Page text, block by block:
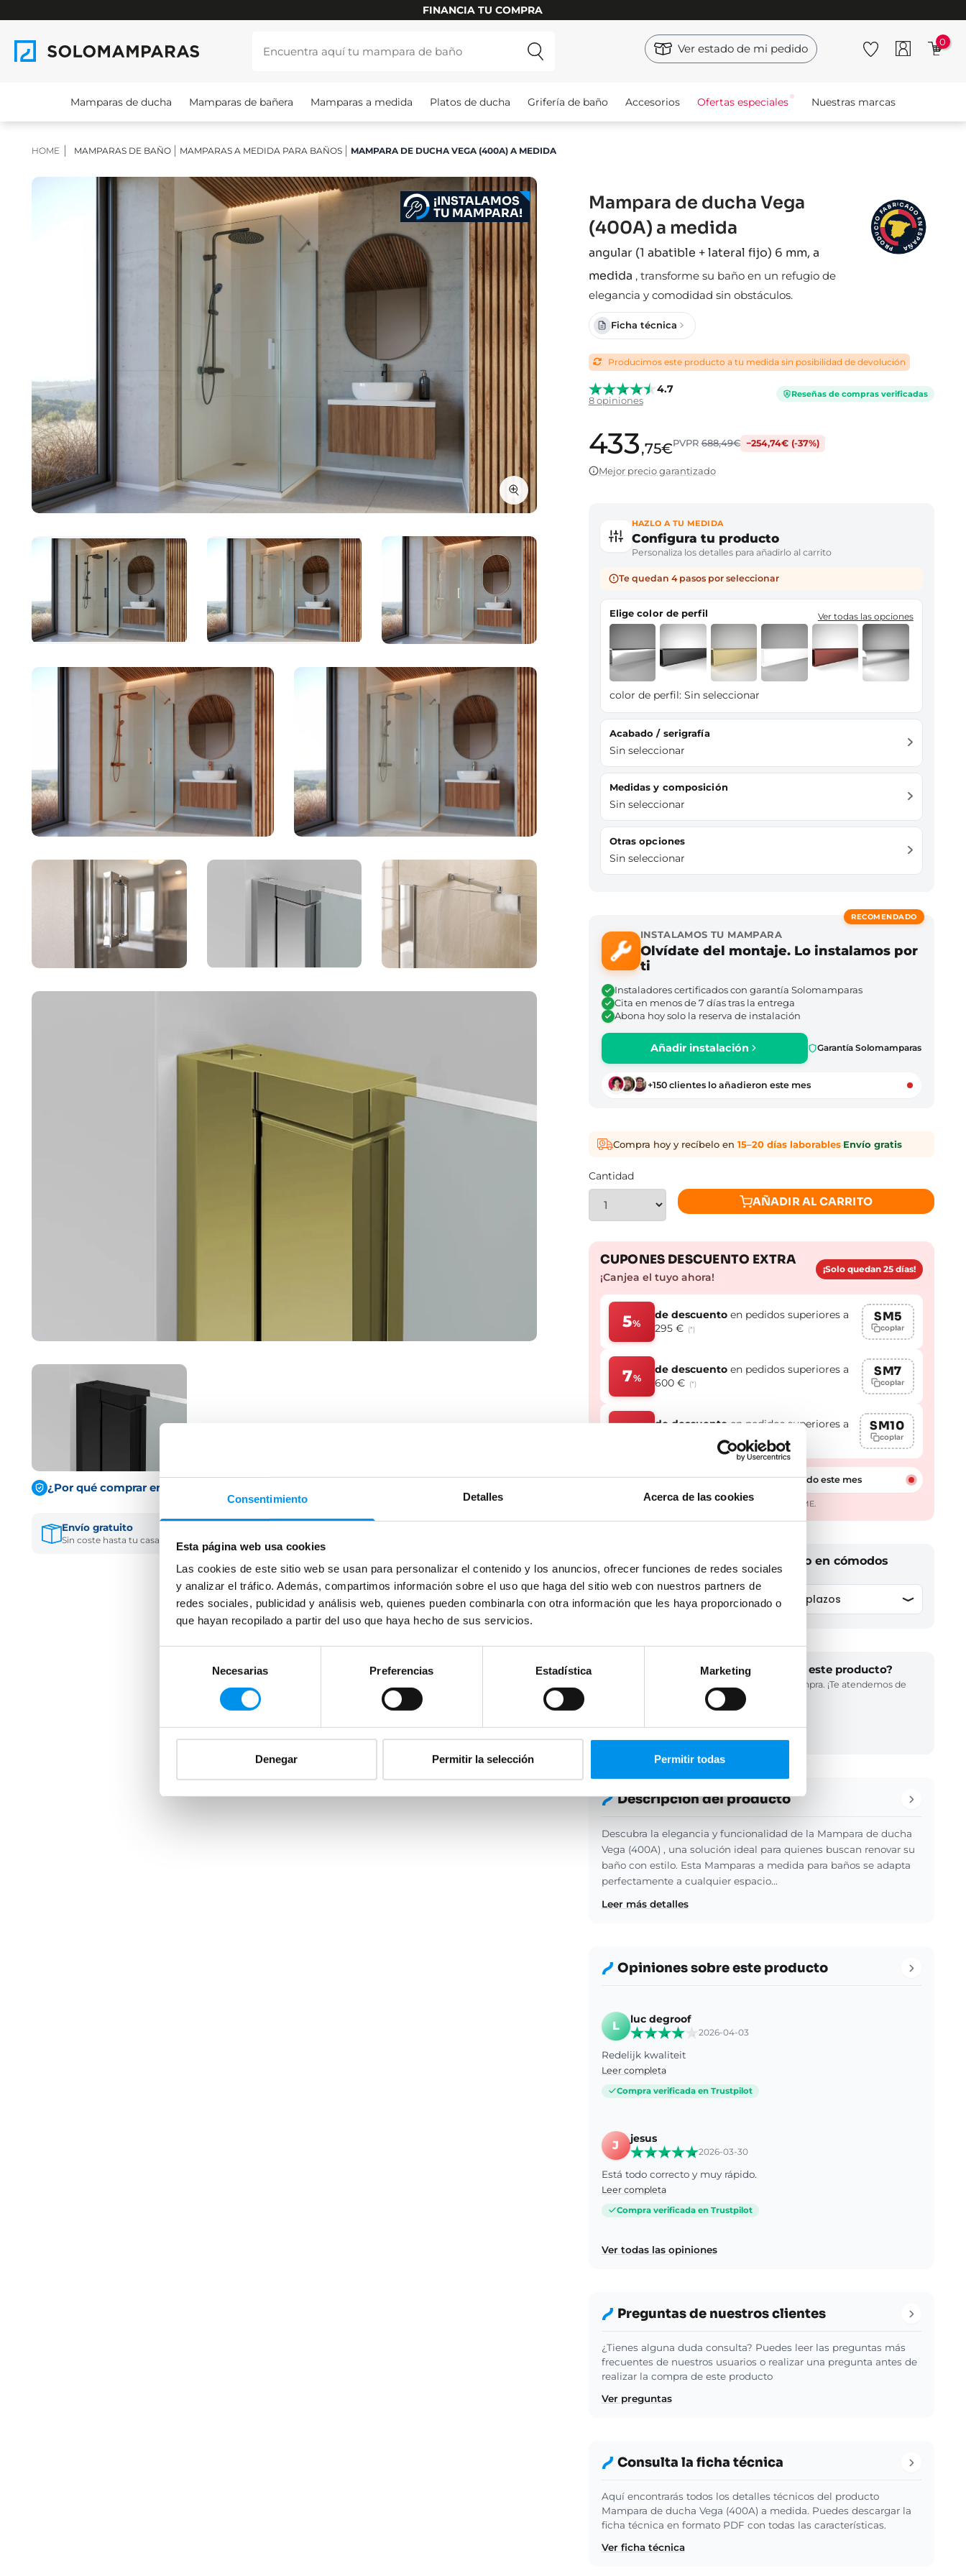
Consentimiento Detalles Acerca de las cookies
Esta página web usa cookies
Las cookies de este sitio web se usan para personalizar el contenido y los anuncios, ofrecer funciones de redes sociales
y analizar el tráfico. Además, compartimos información sobre el uso que haga del sitio web con nuestros partners de
redes sociales, publicidad y análisis web, quienes pueden combinarla con otra información que les haya proporcionado o
que hayan recopilado a partir del uso que haya hecho de sus servicios.
consentimiento
Necesarias Preferencias Estadística Marketing
Denegar Permitir la selección Permitir todas
INSTALAMOS TU MAMPARA
Ver estado de mi pedido 0
Mamparas de ducha Mamparas de bañera Mamparas a medida Platos de ducha Grifería de baño Accesorios Ofertas especiales Nuestras marcas
HOME MAMPARAS DE BAÑO MAMPARAS A MEDIDA PARA BAÑOS MAMPARA DE DUCHA VEGA (400A) A MEDIDA
¡INSTALAMOS
TU MAMPARA!
¿Por qué comprar en Solomamparas?
Envío gratuito
Sin coste hasta tu casa Hasta 3 pagos sin intereses
Mampara de ducha Vega
(400A) a medida
angular (1 abatible + lateral fijo) 6 mm, a
medida , transforme su baño en un refugio de
elegancia y comodidad sin obstáculos.
P
R
O
D
U
C
T
O
FABRICADO
E
N
E
S
P
A
Ñ
A
Ficha técnica
Producimos este producto a tu medida sin posibilidad de devolución
4.7
8 opiniones
Reseñas de compras verificadas
433,75€PVPR688,49€ −254,74€ (-37%)
Mejor precio garantizado
HAZLO A TU MEDIDA
Configura tu producto
Personaliza los detalles para añadirlo al carrito
Te quedan 4 pasos por seleccionar
Elige color de perfil Ver todas las opciones
color de perfil: Sin seleccionar
Acabado / serigrafía
Sin seleccionar
Medidas y composición
Sin seleccionar
Otras opciones
Sin seleccionar
RECOMENDADO
INSTALAMOS TU MAMPARA
Olvídate del montaje. Lo instalamos por
ti
Instaladores certificados con garantía Solomamparas
Cita en menos de 7 días tras la entrega
Abona hoy solo la reserva de instalación
Añadir instalación Garantía Solomamparas
+150 clientes lo añadieron este mes
Compra hoy y recíbelo en 15–20 días laborables·Envío gratis
Cantidad
AÑADIR AL CARRITO
CUPONES DESCUENTO EXTRA
¡Canjea el tuyo ahora!
¡Solo quedan 25 días!
5%
de descuentoen pedidos superiores a
295 € (*)
SM5
copiar
7%
de descuentoen pedidos superiores a
600 € (*)
SM7
copiar
de descuento en pedidos superiores a
SM10
copiar
Más de 1.000 clientes ya lo han usado este mes
* Cupones aplicables en todas las marcas excepto GME.
Dale un cambio a tu baño y págalo en cómodos
plazos
¿Necesitas ayuda para elegir este producto?
Llámanos y te asesoramos en tu compra. ¡Te atendemos de
Descripción del producto
Descubra la elegancia y funcionalidad de la Mampara de ducha
Vega (400A) , una solución ideal para quienes buscan renovar su
baño con estilo. Esta Mamparas a medida para baños se adapta
perfectamente a cualquier espacio…
Leer más detalles
Opiniones sobre este producto
L
luc degroof
2026-04-03
Redelijk kwaliteit
Leer completa
Compra verificada en Trustpilot
J
jesus
2026-03-30
Está todo correcto y muy rápido.
Leer completa
Compra verificada en Trustpilot
Ver todas las opiniones
Preguntas de nuestros clientes
¿Tienes alguna duda consulta? Puedes leer las preguntas más
frecuentes de nuestros usuarios o realizar una pregunta antes de
realizar la compra de este producto
Ver preguntas
Consulta la ficha técnica
Aquí encontrarás todos los detalles técnicos del producto
Mampara de ducha Vega (400A) a medida. Puedes descargar la
ficha técnica en formato PDF con todas las características.
Ver ficha técnica